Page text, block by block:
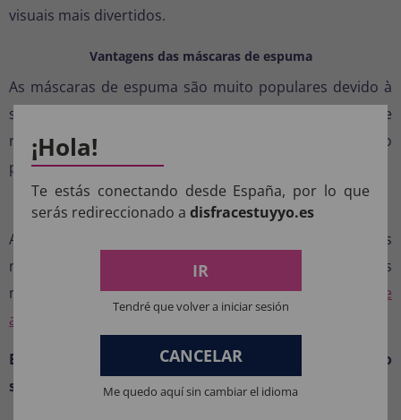
visuais mais divertidos.
Vantagens das máscaras de espuma
As máscaras de espuma são muito populares devido à
sua leveza e conforto, permitindo boa visibilidade e
respiração durante o uso. Isso as torna uma opção
prática em comparação com materiais mais rígidos.
Compre sua máscara de coruja online
Adquira esta
e impressione a todos
na sua próxima festa. Complete o seu visual com outros
modelos disponíveis na nossa categoriade máscaras de
animais para fantasias
Em estoque com envio rápido da Espanha. Garanta o
seu antes que esgote!
¡Hola!
Te estás conectando desde España, por lo que
serás redireccionado a disfracestuyyo.es
IR
Tendré que volver a iniciar sesión
CANCELAR
Me quedo aquí sin cambiar el idioma